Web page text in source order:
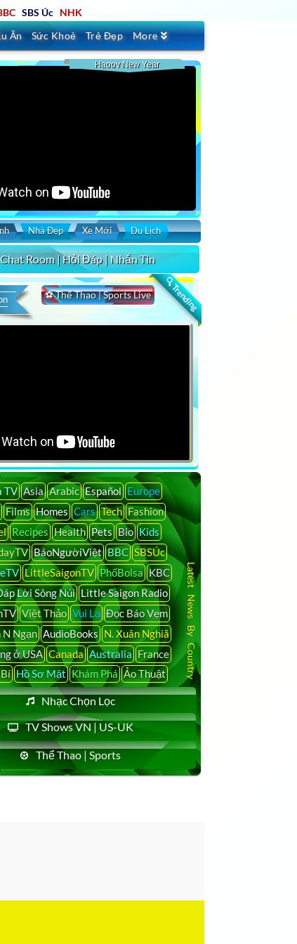
SBS Úc NHK
Ăn Sức Khoẻ Trẻ Đẹp More
Happy New Year
Nhà Đẹp Xe Mới Du Lịch
Chat Room | Hỏi Đáp | Nhắn Tin
🔍 Trending
⚽ Thể Thao | Sports Live
TV Asia Arabic Español Europe
Films Homes Cars Tech Fashion
Recipes Health Pets Bio Kids
BáoNgườiViệt BBC SBSÚc
LittleSaigonTV PhốBolsa KBC
Lời Sông Núi Little Saigon Radio
Việt Thảo Vui Lạ Đọc Báo Vẹm
N Ngạn AudioBooks N. Xuân Nghiã
ở USA Canada Australia France
Hồ Sơ Mật Khám Phá Ảo Thuật
Nhạc Chọn Lọc
TV Shows VN | US-UK
Thể Thao | Sports
Latest News By Country